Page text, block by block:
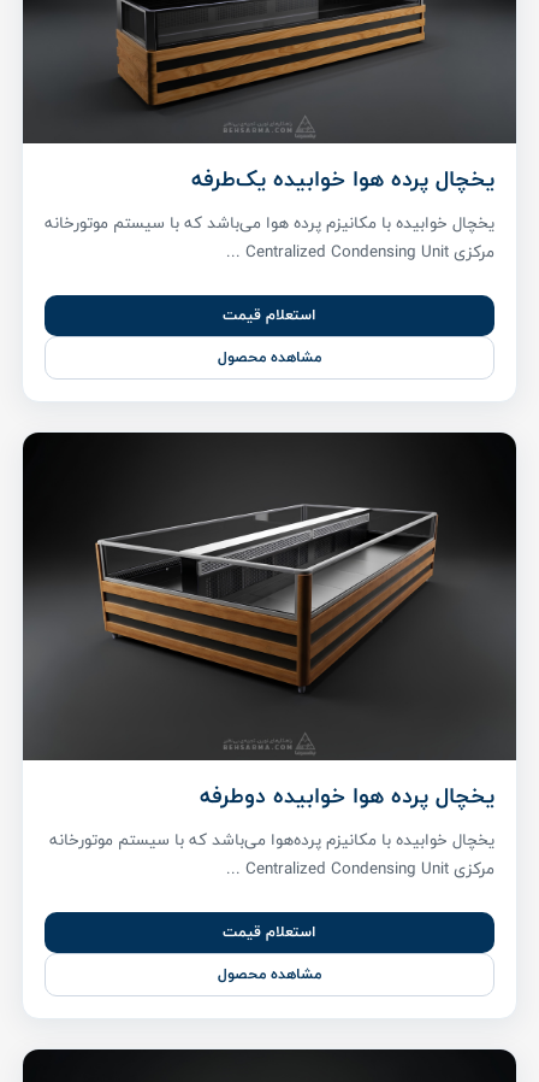
یخچال پرده هوا خوابیده یک‌طرفه
یخچال خوابیده با مکانیزم پرده هوا می‌باشد که با سیستم موتورخانه
مرکزی Centralized Condensing Unit ...
استعلام قیمت
مشاهده محصول
یخچال پرده هوا خوابیده دوطرفه
یخچال خوابیده با مکانیزم پرده‌هوا می‌باشد که با سیستم موتورخانه
مرکزی Centralized Condensing Unit ...
استعلام قیمت
مشاهده محصول